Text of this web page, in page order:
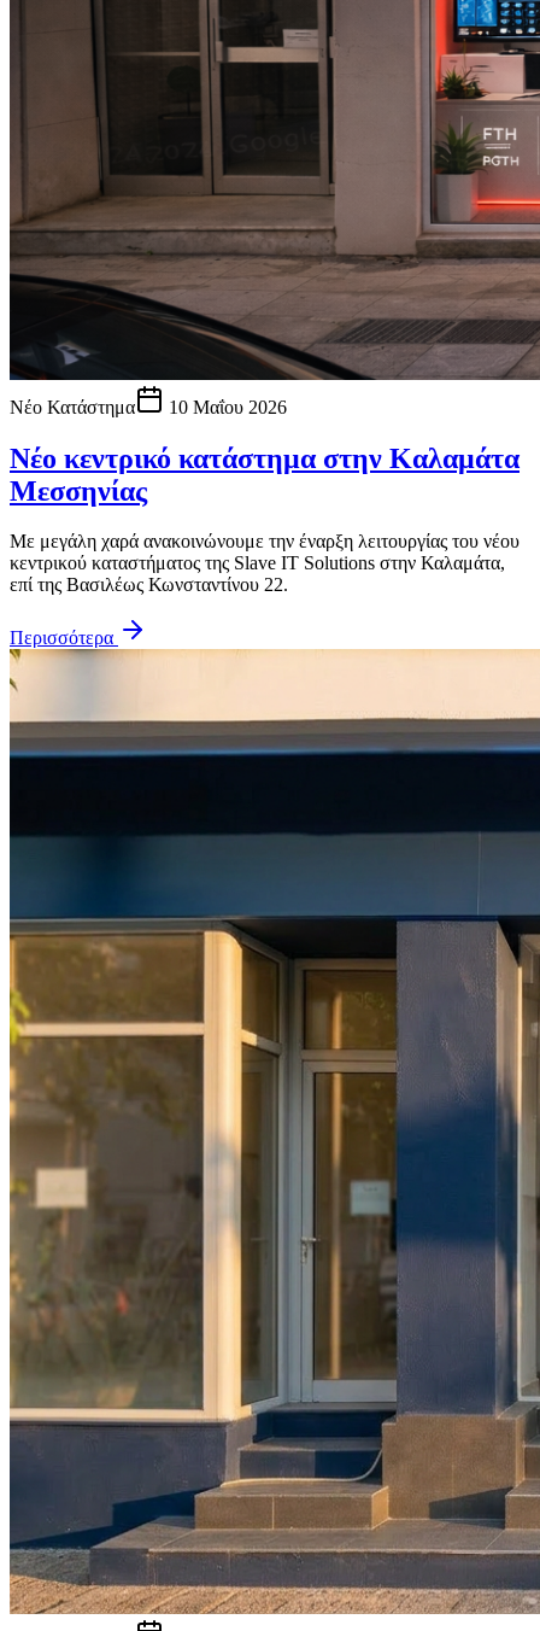
Νέο Κατάστημα 10 Μαΐου 2026
Νέο κεντρικό κατάστημα στην Καλαμάτα
Μεσσηνίας
Με μεγάλη χαρά ανακοινώνουμε την έναρξη λειτουργίας του νέου
κεντρικού καταστήματος της Slave IT Solutions στην Καλαμάτα,
επί της Βασιλέως Κωνσταντίνου 22.
Περισσότερα